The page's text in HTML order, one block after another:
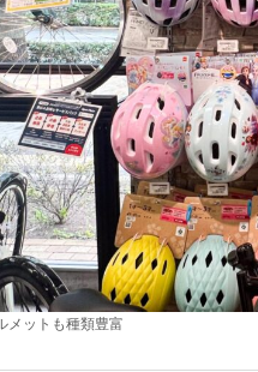
メットも種類豊富